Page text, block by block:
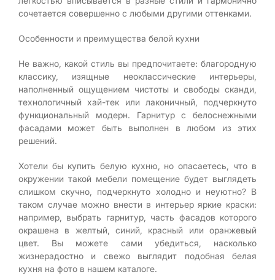
сочетается совершенно с любыми другими оттенками.
Особенности и преимущества белой кухни
Не важно, какой стиль вы предпочитаете: благородную
классику, изящные неоклассические интерьеры,
наполненный ощущением чистоты и свободы сканди,
технологичный хай-тек или лаконичный, подчеркнуто
функциональный модерн. Гарнитур с белоснежными
фасадами может быть выполнен в любом из этих
решений.
Хотели бы купить белую кухню, но опасаетесь, что в
окружении такой мебели помещение будет выглядеть
слишком скучно, подчеркнуто холодно и неуютно? В
таком случае можно внести в интерьер яркие краски:
например, выбрать гарнитур, часть фасадов которого
окрашена в желтый, синий, красный или оранжевый
цвет. Вы можете сами убедиться, насколько
жизнерадостно и свежо выглядит подобная белая
кухня на фото в нашем каталоге.